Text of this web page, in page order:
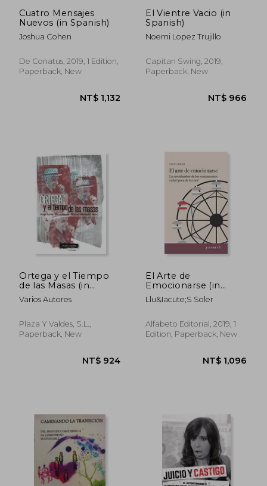
Cuatro Mensajes
Nuevos (in Spanish)
Joshua Cohen
De Conatus, 2019, 1 Edition,
Paperback, New
NT$ 1,132
El Vientre Vacio (in
Spanish)
Noemi Lopez Trujillo
Capitan Swing, 2019,
Paperback, New
Ortega y el Tiempo
de las Masas (in
Spanish)
Varios Autores
Plaza Y Valdes, S.L.,
Paperback, New
El Arte de
Emocionarse (in
Spanish)
Llu&Iacute;S Soler
Alfabeto Editorial, 2019, 1
Edition, Paperback, New